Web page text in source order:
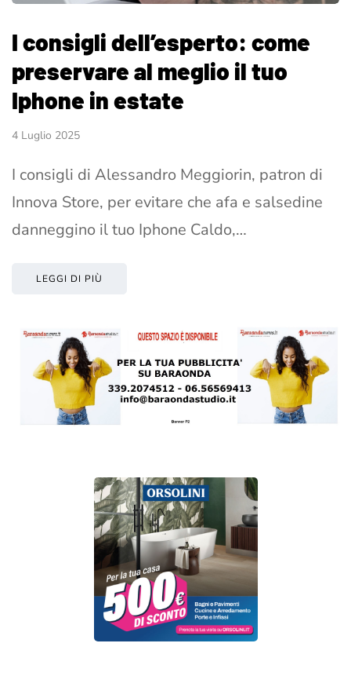
I consigli dell’esperto: come
preservare al meglio il tuo
Iphone in estate
4 Luglio 2025
I consigli di Alessandro Meggiorin, patron di
Innova Store, per evitare che afa e salsedine
danneggino il tuo Iphone Caldo,…
LEGGI DI PIÙ